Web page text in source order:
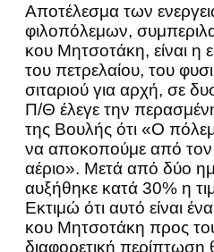
Αποτέλεσμα των
φιλοπόλεμων,
κου Μητσοτάκη, είναι η
του πετρελαίου, του
σιταριού για αρχή, σε
Π/Θ έλεγε την
της Βουλής ότι «Ο
να αποκοπούμε από τον
αέριο». Μετά από δύο
αυξήθηκε κατά 30% η
Εκτιμώ ότι αυτό είναι
κου Μητσοτάκη προς
διαφορετική περίπτωση